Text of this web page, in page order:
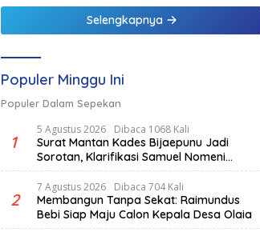
Selengkapnya
Populer Minggu Ini
Populer Dalam Sepekan
1
5 Agustus 2026 Dibaca 1068 Kali
Surat Mantan Kades Bijaepunu Jadi
Sorotan, Klarifikasi Samuel Nomeni
Berbeda dengan Isi Dokumen yang
Beredar
2
7 Agustus 2026 Dibaca 704 Kali
Membangun Tanpa Sekat: Raimundus
Bebi Siap Maju Calon Kepala Desa Olaia